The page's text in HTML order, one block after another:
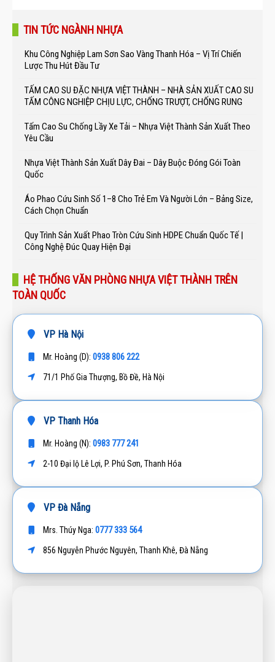
TIN TỨC NGÀNH NHỰA
Khu Công Nghiệp Lam Sơn Sao Vàng Thanh Hóa – Vị Trí Chiến
Lược Thu Hút Đầu Tư
TẤM CAO SU ĐẶC NHỰA VIỆT THÀNH – NHÀ SẢN XUẤT CAO SU
TẤM CÔNG NGHIỆP CHỊU LỰC, CHỐNG TRƯỢT, CHỐNG RUNG
Tấm Cao Su Chống Lầy Xe Tải – Nhựa Việt Thành Sản Xuất Theo
Yêu Cầu
Nhựa Việt Thành Sản Xuất Dây Đai – Dây Buộc Đóng Gói Toàn
Quốc
Áo Phao Cứu Sinh Số 1–8 Cho Trẻ Em Và Người Lớn – Bảng Size,
Cách Chọn Chuẩn
Quy Trình Sản Xuất Phao Tròn Cứu Sinh HDPE Chuẩn Quốc Tế |
Công Nghệ Đúc Quay Hiện Đại
HỆ THỐNG VĂN PHÒNG NHỰA VIỆT THÀNH TRÊN
TOÀN QUỐC
VP Hà Nội
Mr. Hoàng (D): 0938 806 222
71/1 Phố Gia Thượng, Bồ Đề, Hà Nội
VP Thanh Hóa
Mr. Hoàng (N): 0983 777 241
2-10 Đại lộ Lê Lợi, P. Phú Sơn, Thanh Hóa
VP Đà Nẵng
Mrs. Thúy Nga: 0777 333 564
856 Nguyễn Phước Nguyên, Thanh Khê, Đà Nẵng